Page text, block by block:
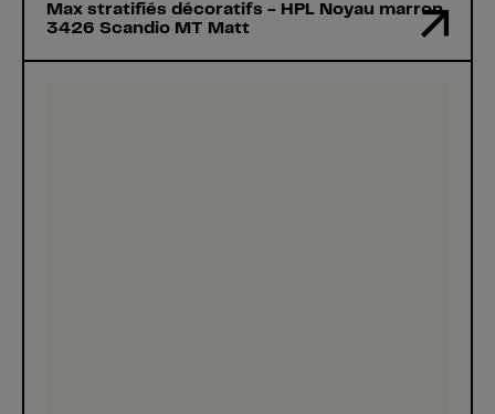
Max stratifiés décoratifs - HPL Noyau marron
3426 Scandio MT Matt